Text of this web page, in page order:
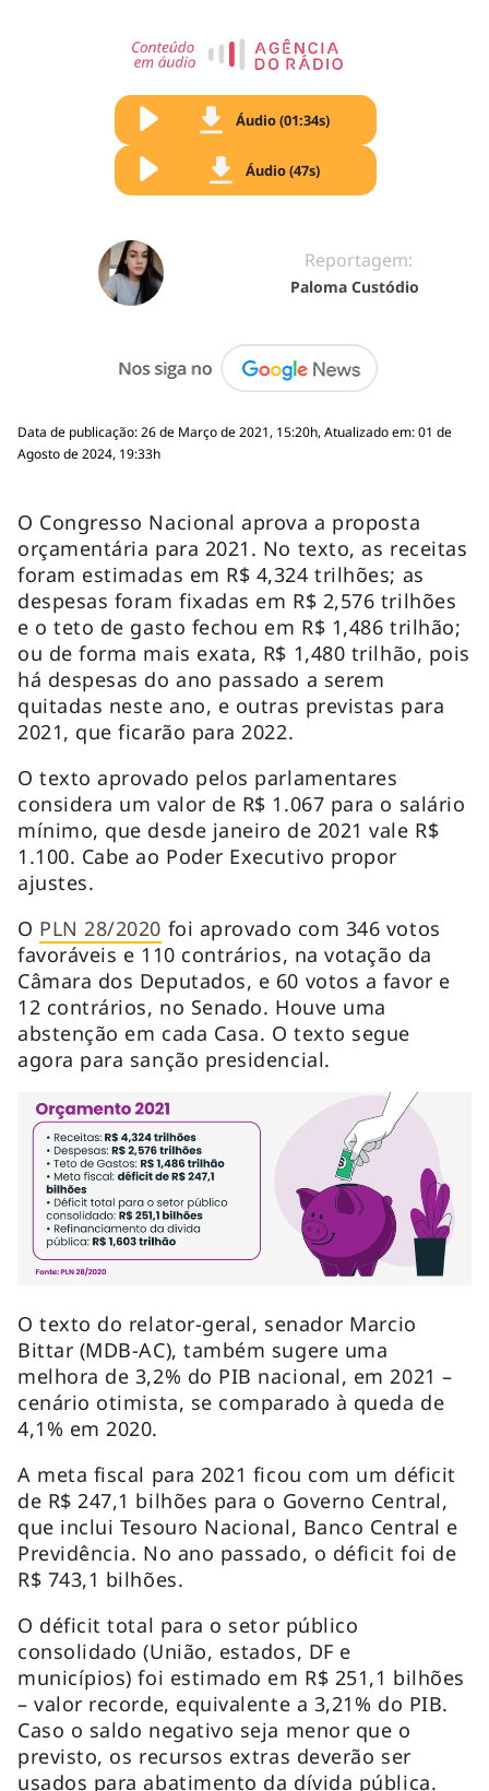
Áudio (01:34s)
Áudio (47s)
Reportagem:
Paloma Custódio
Data de publicação: 26 de Março de 2021, 15:20h, Atualizado em: 01 de
Agosto de 2024, 19:33h
O Congresso Nacional aprova a proposta
orçamentária para 2021. No texto, as receitas
foram estimadas em R$ 4,324 trilhões; as
despesas foram fixadas em R$ 2,576 trilhões
e o teto de gasto fechou em R$ 1,486 trilhão;
ou de forma mais exata, R$ 1,480 trilhão, pois
há despesas do ano passado a serem
quitadas neste ano, e outras previstas para
2021, que ficarão para 2022.
O texto aprovado pelos parlamentares
considera um valor de R$ 1.067 para o salário
mínimo, que desde janeiro de 2021 vale R$
1.100. Cabe ao Poder Executivo propor
ajustes.
O PLN 28/2020 foi aprovado com 346 votos
favoráveis e 110 contrários, na votação da
Câmara dos Deputados, e 60 votos a favor e
12 contrários, no Senado. Houve uma
abstenção em cada Casa. O texto segue
agora para sanção presidencial.
O texto do relator-geral, senador Marcio
Bittar (MDB-AC), também sugere uma
melhora de 3,2% do PIB nacional, em 2021 –
cenário otimista, se comparado à queda de
4,1% em 2020.
A meta fiscal para 2021 ficou com um déficit
de R$ 247,1 bilhões para o Governo Central,
que inclui Tesouro Nacional, Banco Central e
Previdência. No ano passado, o déficit foi de
R$ 743,1 bilhões.
O déficit total para o setor público
consolidado (União, estados, DF e
municípios) foi estimado em R$ 251,1 bilhões
– valor recorde, equivalente a 3,21% do PIB.
Caso o saldo negativo seja menor que o
previsto, os recursos extras deverão ser
usados para abatimento da dívida pública.